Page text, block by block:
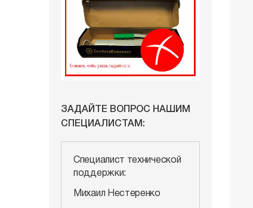
ЗАДАЙТЕ ВОПРОС НАШИМ
СПЕЦИАЛИСТАМ:
Специалист технической
поддержки:
Михаил Нестеренко